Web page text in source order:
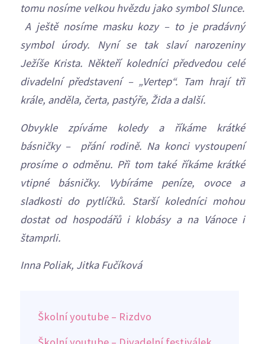
tomu nosíme velkou hvězdu jako symbol Slunce.
A ještě nosíme masku kozy – to je pradávný
symbol úrody. Nyní se tak slaví narozeniny
Ježíše Krista. Někteří koledníci předvedou celé
divadelní představení – „Vertep“. Tam hrají tři
krále, anděla, čerta, pastýře, Žida a další.
Obvykle zpíváme koledy a říkáme krátké
básničky – přání rodině. Na konci vystoupení
prosíme o odměnu. Při tom také říkáme krátké
vtipné básničky. Vybíráme peníze, ovoce a
sladkosti do pytlíčků. Starší koledníci mohou
dostat od hospodářů i klobásy a na Vánoce i
štamprli.
Inna Poliak, Jitka Fučíková
Školní youtube – Rizdvo